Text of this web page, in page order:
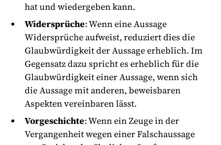
hat und wiedergeben kann.
Widersprüche: Wenn eine Aussage
Widersprüche aufweist, reduziert dies die
Glaubwürdigkeit der Aussage erheblich. Im
Gegensatz dazu spricht es erheblich für die
Glaubwürdigkeit einer Aussage, wenn sich
die Aussage mit anderen, beweisbaren
Aspekten vereinbaren lässt.
Vorgeschichte: Wenn ein Zeuge in der
Vergangenheit wegen einer Falschaussage